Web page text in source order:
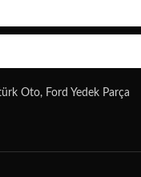
Oto, Ford Yedek Parça